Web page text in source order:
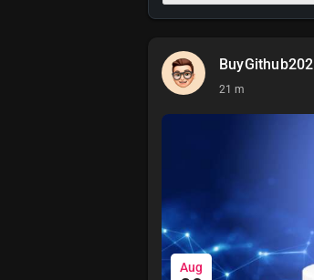
BuyGithub202
21 m
Aug